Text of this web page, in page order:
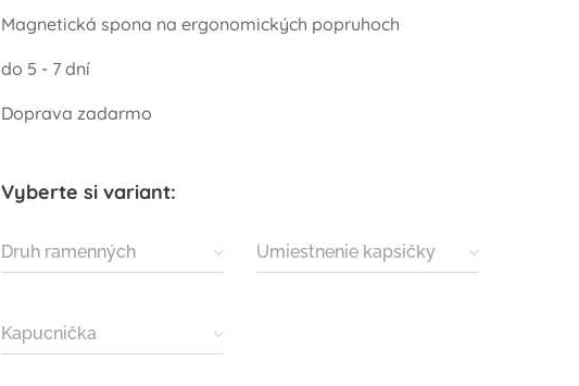
Magnetická spona na ergonomických popruhoch
do 5 - 7 dní
Doprava zadarmo
Vyberte si variant:
Druh ramenných
Umiestnenie kapsičky
Kapucnička